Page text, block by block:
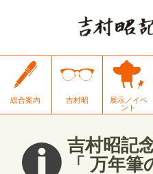
総合案内 吉村昭
展示／イベ
ント
吉村昭記
「 万年